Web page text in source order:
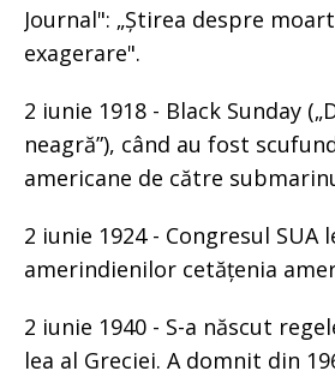
Journal": „Știrea despre
exagerare".
2 iunie 1918 - Black Sunday
neagră”), când au fost
americane de către
2 iunie 1924 - Congresul SUA
amerindienilor cetățenia
2 iunie 1940 - S-a născut
lea al Greciei. A domnit din